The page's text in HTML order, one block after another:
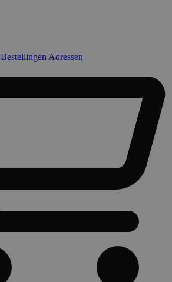
Bestellingen Adressen